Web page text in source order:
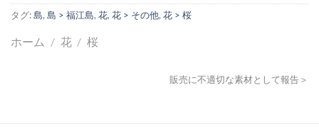
タグ:島, 島 > 福江島, 花, 花 > その他, 花 > 桜
ホーム / 花 / 桜
販売に不適切な素材として報告＞